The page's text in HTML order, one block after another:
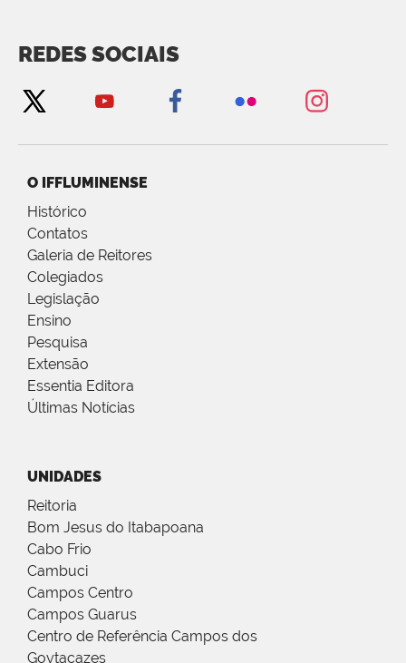
REDES SOCIAIS
O IFFLUMINENSE
Histórico
Contatos
Galeria de Reitores
Colegiados
Legislação
Ensino
Pesquisa
Extensão
Essentia Editora
Últimas Notícias
UNIDADES
Reitoria
Bom Jesus do Itabapoana
Cabo Frio
Cambuci
Campos Centro
Campos Guarus
Centro de Referência Campos dos
Goytacazes